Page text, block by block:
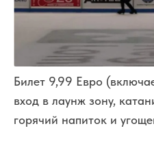
Билет 9,99 Евро
вход в лаунж зону,
горячий напиток и